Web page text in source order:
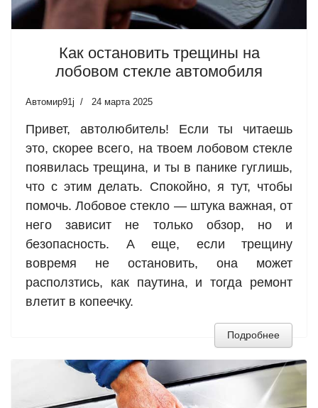
Как остановить трещины на
лобовом стекле автомобиля
Автомир91j 24 марта 2025
Привет, автолюбитель! Если ты читаешь
это, скорее всего, на твоем лобовом стекле
появилась трещина, и ты в панике гуглишь,
что с этим делать. Спокойно, я тут, чтобы
помочь. Лобовое стекло — штука важная, от
него зависит не только обзор, но и
безопасность. А еще, если трещину
вовремя не остановить, она может
расползтись, как паутина, и тогда ремонт
влетит в копеечку.
Подробнее